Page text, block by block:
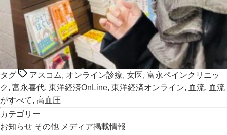
タグ アスコム, オンライン診療, 女医, 富永ペインクリニッ
ク , 富永喜代, 東洋経済OnLine, 東洋経済オンライン, 血流, 血流
がすべて, 高血圧
カテゴリー
お知らせ その他 メディア掲載情報